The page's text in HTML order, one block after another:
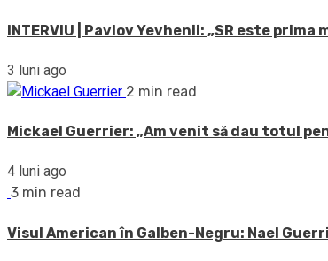
INTERVIU | Pavlov Yevhenii: „SR este
3 luni ago
2 min read
Mickael Guerrier: „Am venit să dau totul
4 luni ago
3 min read
Visul American în Galben-Negru: Nael